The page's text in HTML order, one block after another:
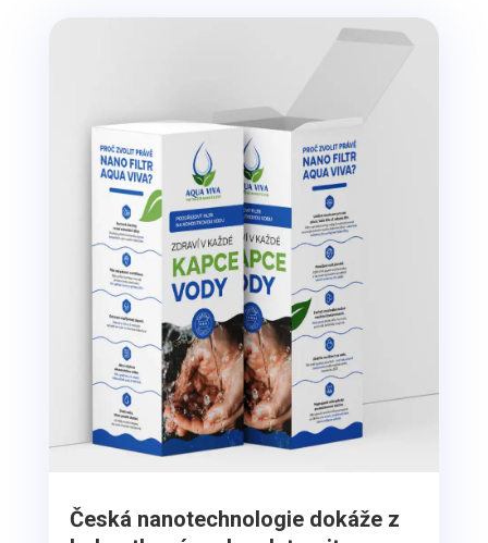
Česká nanotechnologie dokáže z